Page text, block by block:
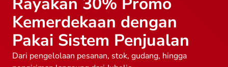
Kemerdekaan dengan
Pakai Sistem Penjualan
Dari pengelolaan pesanan, stok, gudang, hingga